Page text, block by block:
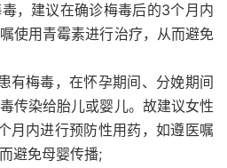
，建议在确诊梅毒后的3个月内
使用青霉素进行治疗，从而避免
有梅毒，在怀孕期间、分娩期间
传染给胎儿或婴儿。故建议女性
月内进行预防性用药，如遵医嘱
避免母婴传播;